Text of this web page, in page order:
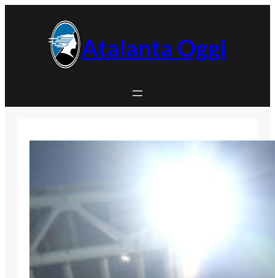
Atalanta Oggi